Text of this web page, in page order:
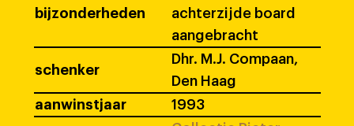
bijzonderheden
achterzijde board
aangebracht
schenker
Dhr. M.J. Compaan,
Den Haag
aanwinstjaar
1993